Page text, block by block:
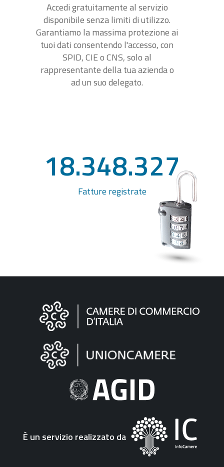
Accedi gratuitamente al servizio
disponibile senza limiti di utilizzo.
Garantiamo la massima protezione ai
tuoi dati consentendo l'accesso, con
SPID, CIE o CNS, solo al
rappresentante della tua azienda o
ad un suo delegato.
18.348.327
Fatture registrate
Informazioni
"Fattura
Elettronica"
È un servizio realizzato da